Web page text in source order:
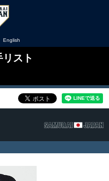
English
スト